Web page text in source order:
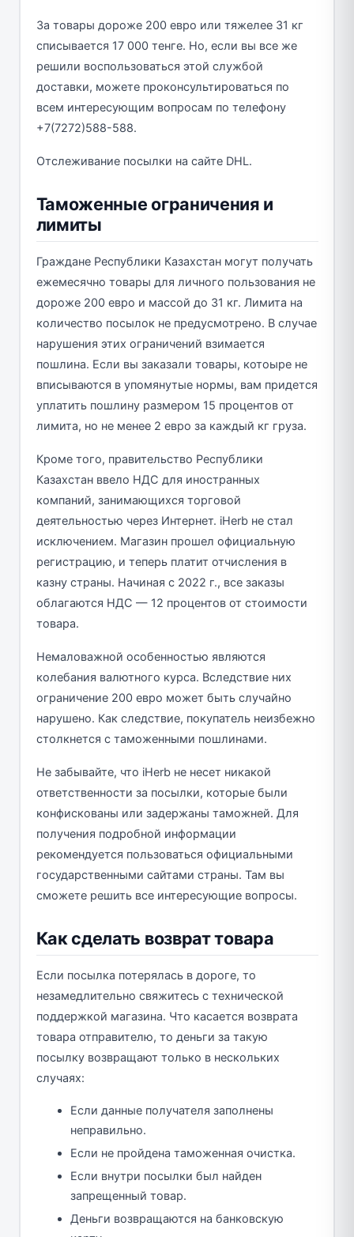
За товары дороже 200 евро или тяжелее 31 кг
списывается 17 000 тенге. Но, если вы все же
решили воспользоваться этой службой
доставки, можете проконсультироваться по
всем интересующим вопросам по телефону
+7(7272)588-588.
Отслеживание посылки на сайте DHL.
Таможенные ограничения и
лимиты
Граждане Республики Казахстан могут получать
ежемесячно товары для личного пользования не
дороже 200 евро и массой до 31 кг. Лимита на
количество посылок не предусмотрено. В случае
нарушения этих ограничений взимается
пошлина. Если вы заказали товары, котоыре не
вписываются в упомянутые нормы, вам придется
уплатить пошлину размером 15 процентов от
лимита, но не менее 2 евро за каждый кг груза.
Кроме того, правительство Республики
Казахстан ввело НДС для иностранных
компаний, занимающихся торговой
деятельностью через Интернет. iHerb не стал
исключением. Магазин прошел официальную
регистрацию, и теперь платит отчисления в
казну страны. Начиная с 2022 г., все заказы
облагаются НДС — 12 процентов от стоимости
товара.
Немаловажной особенностью являются
колебания валютного курса. Вследствие них
ограничение 200 евро может быть случайно
нарушено. Как следствие, покупатель неизбежно
столкнется с таможенными пошлинами.
Не забывайте, что iHerb не несет никакой
ответственности за посылки, которые были
конфискованы или задержаны таможней. Для
получения подробной информации
рекомендуется пользоваться официальными
государственными сайтами страны. Там вы
сможете решить все интересующие вопросы.
Как сделать возврат товара
Если посылка потерялась в дороге, то
незамедлительно свяжитесь с технической
поддержкой магазина. Что касается возврата
товара отправителю, то деньги за такую
посылку возвращают только в нескольких
случаях:
Если данные получателя заполнены
неправильно.
Если не пройдена таможенная очистка.
Если внутри посылки был найден
запрещенный товар.
Деньги возвращаются на банковскую